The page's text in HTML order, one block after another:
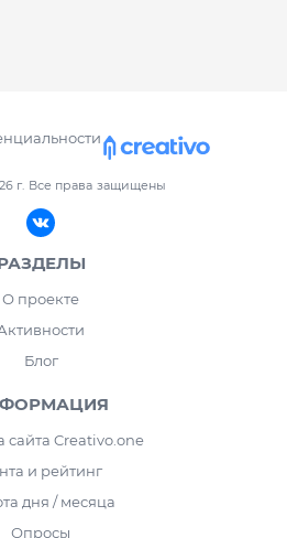
г. Все права защищены
О проекте
Блог
сайта Creativo.one
и рейтинг
дня / месяца
Опросы